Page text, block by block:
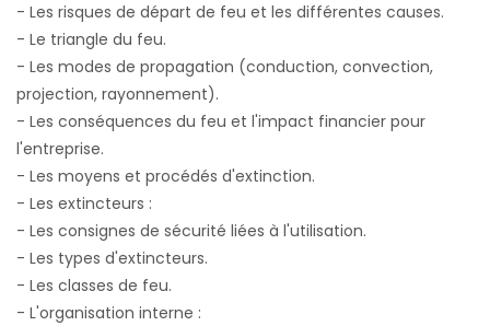
- Les risques de départ de feu et les différentes causes.
- Le triangle du feu.
- Les modes de propagation (conduction, convection,
projection, rayonnement).
- Les conséquences du feu et l'impact financier pour
l'entreprise.
- Les moyens et procédés d'extinction.
- Les extincteurs :
- Les consignes de sécurité liées à l'utilisation.
- Les types d'extincteurs.
- Les classes de feu.
- L'organisation interne :